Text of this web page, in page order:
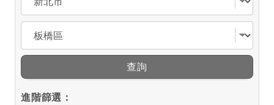
選擇區域
查詢
進階篩選：